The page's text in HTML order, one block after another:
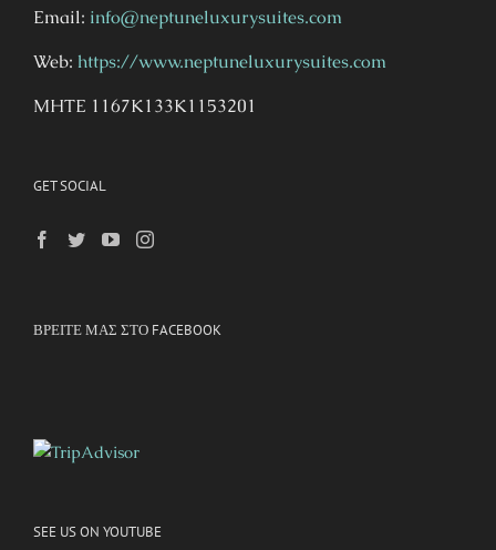
Email: info@neptuneluxurysuites.com
Web: https://www.neptuneluxurysuites.com
MHTE 1167K133K1153201
GET SOCIAL
ΒΡΕΊΤΕ ΜΑΣ ΣΤΟ FACEBOOK
SEE US ON YOUTUBE